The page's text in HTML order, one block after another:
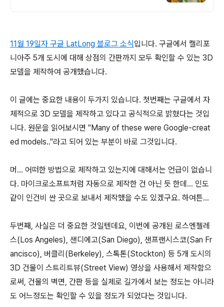
11월 19일자 구글 LatLong 블로그 소식입니다. 구글에서 캘리포
니아주 5개 도시에 대해 상점의 간판까지 모두 확인할 수 있는 3D
모델을 제작하여 공개했습니다.
이 글에는 중요한 내용이 두가지 있습니다. 첫번째는 구글에서 자
체적으로 3D 모델을 제작하고 있다고 공식적으로 밝혔다는 것입
니다. 원문을 읽어보시면 "Many of these were Google-creat
ed models.."라고 되어 있는 부분이 바로 그것입니다.
머... 어떠한 방법으로 제작하고 있는지에 대해서는 언급이 없습니
다. 마이크로소프트처럼 자동으로 제작한 건 아닌 듯 한데... 인도
같이 인건비 싼 곳으로 보내서 제작했을 수도 있겠구요. 하여튼...
두번째, 사실은 더 중요한 것일텐데요, 이번에 공개된 로스엔젤레
스(Los Angeles), 샌디에고(San Diego), 샌프랜시스코(San Fr
ancisco), 버클리(Berkeley), 스톡톤(Stockton) 등 5개 도시의
3D 건물이 스트리트뷰(Street View) 영상을 사용해서 제작함으
로써, 건물의 벽면, 간판 등을 실제로 길가에서 보는 정도는 아니라
도 어느정도는 확인할 수 있을 정도가 되었다는 것입니다.